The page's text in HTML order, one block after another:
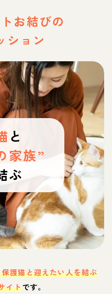
お結びの
ション
と
家族”
ぶ
護猫と迎えたい人を結ぶ
イトです。